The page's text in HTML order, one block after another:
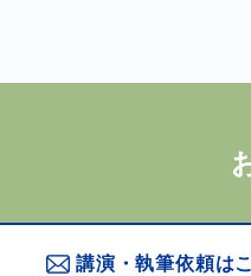
講演・執筆依頼は